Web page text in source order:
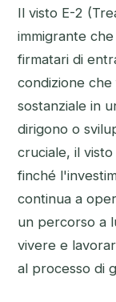
Il visto E-2
immigrante
firmatari di
condizione
sostanziale in
dirigono o
cruciale, il
finché
continua a
un percorso a
vivere e
al processo di